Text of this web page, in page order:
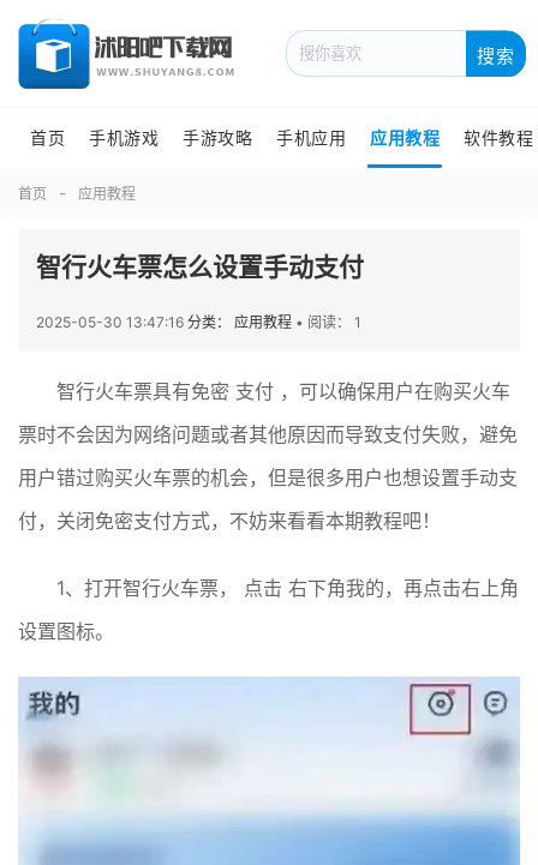
搜索
首页 手机游戏 手游攻略 手机应用 应用教程 软件教程
首页 应用教程
智行火车票怎么设置手动支付
2025-05-30 13:47:16 分类： 应用教程 • 阅读： 1
智行火车票具有免密 支付 ，可以确保用户在购买火车
票时不会因为网络问题或者其他原因而导致支付失败，避免
用户错过购买火车票的机会，但是很多用户也想设置手动支
付，关闭免密支付方式，不妨来看看本期教程吧！
1、打开智行火车票， 点击 右下角我的，再点击右上角
设置图标。